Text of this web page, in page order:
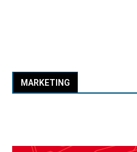
MARKETING